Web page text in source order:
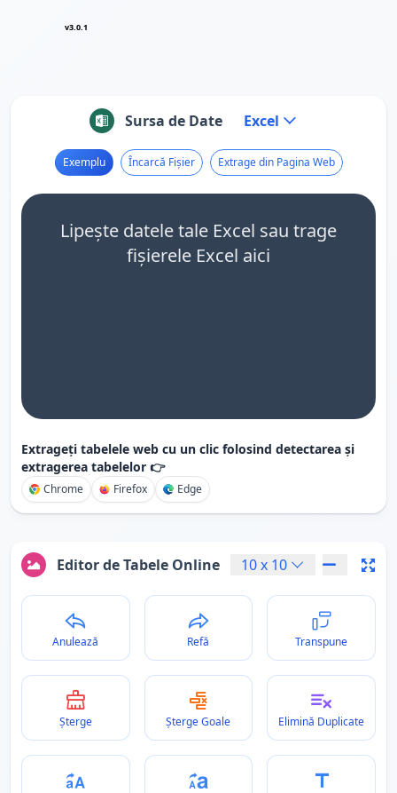
v3.0.1
Sursa de Date Excel
Exemplu Încarcă Fișier Extrage din Pagina Web
Lipește datele tale Excel sau trage
fișierele Excel aici
Extrageți tabelele web cu un clic folosind detectarea și
extragerea tabelelor 👉
Chrome Firefox Edge
Editor de Tabele Online 10x 10
Anulează Refă Transpune
Șterge Șterge Goale Elimină Duplicate